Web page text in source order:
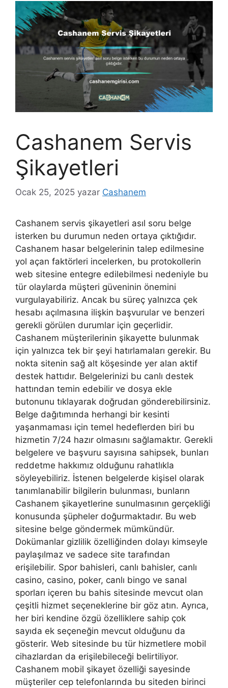
Cashanem Servis
Şikayetleri
Ocak 25, 2025 yazar Cashanem
Cashanem servis şikayetleri asıl soru belge
isterken bu durumun neden ortaya çıktığıdır.
Cashanem hasar belgelerinin talep edilmesine
yol açan faktörleri incelerken, bu protokollerin
web sitesine entegre edilebilmesi nedeniyle bu
tür olaylarda müşteri güveninin önemini
vurgulayabiliriz. Ancak bu süreç yalnızca çek
hesabı açılmasına ilişkin başvurular ve benzeri
gerekli görülen durumlar için geçerlidir.
Cashanem müşterilerinin şikayette bulunmak
için yalnızca tek bir şeyi hatırlamaları gerekir. Bu
nokta sitenin sağ alt köşesinde yer alan aktif
destek hattıdır. Belgelerinizi bu canlı destek
hattından temin edebilir ve dosya ekle
butonunu tıklayarak doğrudan gönderebilirsiniz.
Belge dağıtımında herhangi bir kesinti
yaşanmaması için temel hedeflerden biri bu
hizmetin 7/24 hazır olmasını sağlamaktır. Gerekli
belgelere ve başvuru sayısına sahipsek, bunları
reddetme hakkımız olduğunu rahatlıkla
söyleyebiliriz. İstenen belgelerde kişisel olarak
tanımlanabilir bilgilerin bulunması, bunların
Cashanem şikayetlerine sunulmasının gerçekliği
konusunda şüpheler doğurmaktadır. Bu web
sitesine belge göndermek mümkündür.
Dokümanlar gizlilik özelliğinden dolayı kimseyle
paylaşılmaz ve sadece site tarafından
erişilebilir. Spor bahisleri, canlı bahisler, canlı
casino, casino, poker, canlı bingo ve sanal
sporları içeren bu bahis sitesinde mevcut olan
çeşitli hizmet seçeneklerine bir göz atın. Ayrıca,
her biri kendine özgü özelliklere sahip çok
sayıda ek seçeneğin mevcut olduğunu da
gösterir. Web sitesinde bu tür hizmetlere mobil
cihazlardan da erişilebileceği belirtiliyor.
Cashanem mobil şikayet özelliği sayesinde
müşteriler cep telefonlarında bu siteden birinci